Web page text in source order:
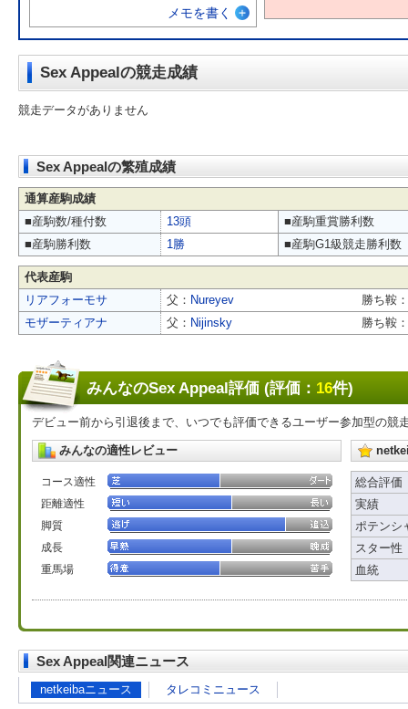
メモを書く
Sex Appealの競走成績
競走データがありません
Sex Appealの繁殖成績
通算産駒成績
■産駒数/種付数
13頭
■産駒重賞勝利数
■産駒勝利数
1勝 ■産駒G1級競走勝利数
代表産駒
リアフォーモサ
父： Nureyev
勝ち鞍：
モザーティアナ
父： Nijinsky 勝ち鞍：
みんなのSex Appeal評価 (評価： 16件)
デビュー前から引退後まで、いつでも評価できるユーザー参加型の競
みんなの適性レビュー
コース適性
距離適性
脚質
成長
重馬場
総合評価
実績
ポテンシ
スター性
血統
Sex Appeal関連ニュース
netkeibaニュース タレコミニュース